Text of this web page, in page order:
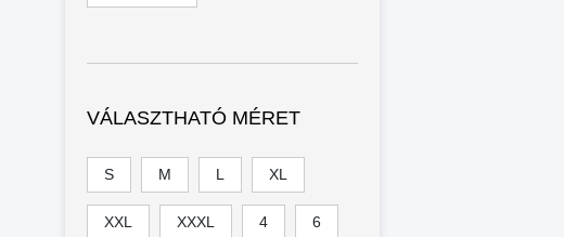
VÁLASZTHATÓ MÉRET
S M L XL
XXL XXXL 4 6